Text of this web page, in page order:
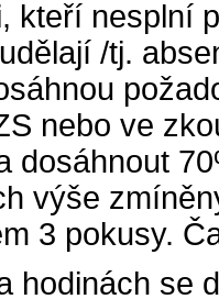
kteří nesplní
/tj.
nebo ve
dosáhnout
výše
3 pokusy.
hodinách se